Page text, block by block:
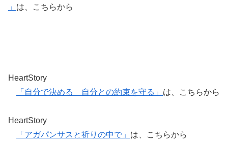
」 は、こちらから
HeartStory
「自分で決める 自分との約束を守る」 は、こちらから
HeartStory
「アガパンサスと祈りの中で」 は、こちらから